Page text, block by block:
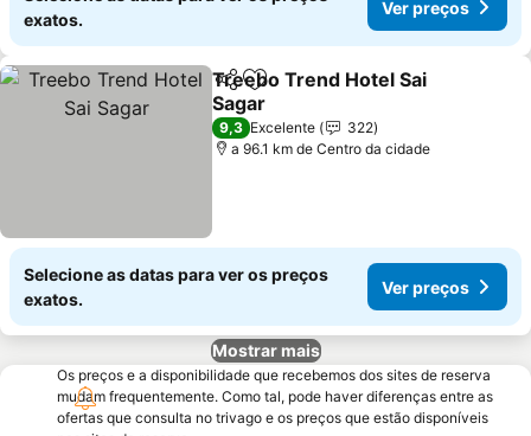
exatos.
Ver preços
PartilharAdicionar aos favoritos
Treebo Trend Hotel Sai
Sagar
Ver preços
9,3 Excelente
322
a 96.1 km de Centro da cidade
Selecione as datas para ver os preços
exatos.
Ver preços
Mostrar mais
Os preços e a disponibilidade que recebemos dos sites de reserva
mudam frequentemente. Como tal, pode haver diferenças entre as
ofertas que consulta no trivago e os preços que estão disponíveis